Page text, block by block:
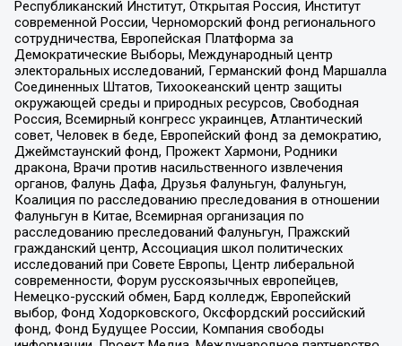
Республиканский Институт, Открытая Россия, Институт
современной России, Черноморский фонд регионального
сотрудничества, Европейская Платформа за
Демократические Выборы, Международный центр
электоральных исследований, Германский фонд Маршалла
Соединенных Штатов, Тихоокеанский центр защиты
окружающей среды и природных ресурсов, Свободная
Россия, Всемирный конгресс украинцев, Атлантический
совет, Человек в беде, Европейский фонд за демократию,
Джеймстаунский фонд, Прожект Хармони, Родники
дракона, Врачи против насильственного извлечения
органов, Фалунь Дафа, Друзья Фалуньгун, Фалуньгун,
Коалиция по расследованию преследования в отношении
Фалуньгун в Китае, Всемирная организация по
расследованию преследований Фалуньгун, Пражский
гражданский центр, Ассоциация школ политических
исследований при Совете Европы, Центр либеральной
современности, Форум русскоязычных европейцев,
Немецко-русский обмен, Бард колледж, Европейский
выбор, Фонд Ходорковского, Оксфордский российский
фонд, Фонд Будущее России, Компания свободы